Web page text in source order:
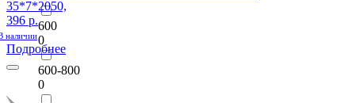
600
0
600-800
0
35*7*2050,
396 р.
наличии
Подробнее